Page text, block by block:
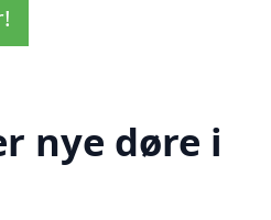
nye døre i